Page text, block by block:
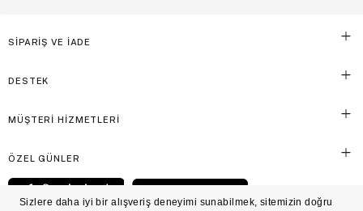
SİPARİŞ VE İADE
DESTEK
MÜŞTERİ HİZMETLERİ
ÖZEL GÜNLER